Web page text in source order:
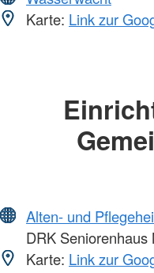
Karte: Link zur
Alten- und
DRK Seniorenhaus
Karte: Link zur